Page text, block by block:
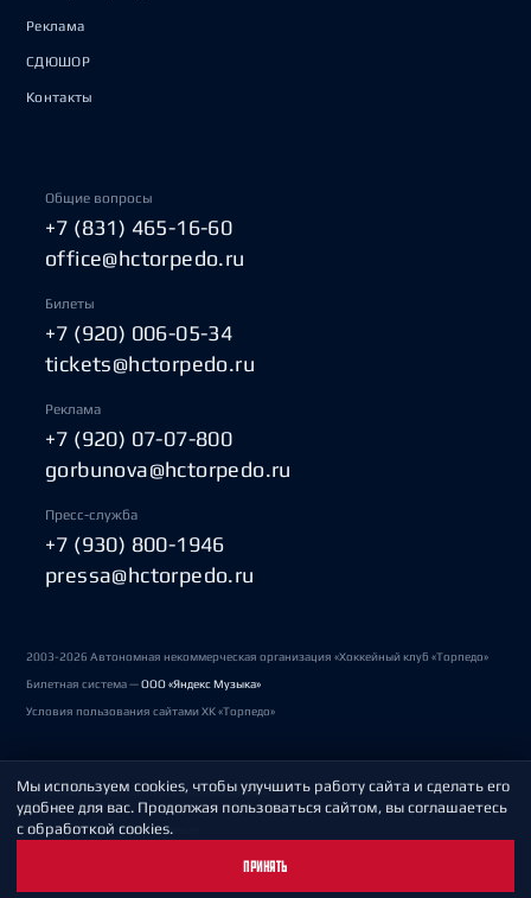
Реклама
СДЮШОР
Контакты
Общие вопросы
+7 (831) 465-16-60
office@hctorpedo.ru
Билеты
+7 (920) 006-05-34
tickets@hctorpedo.ru
Реклама
+7 (920) 07-07-800
gorbunova@hctorpedo.ru
Пресс-служба
+7 (930) 800-1946
pressa@hctorpedo.ru
2003-2026 Автономная некоммерческая организация «Хоккейный клуб «Торпедо»
Билетная система —ООО «Яндекс Музыка»
Условия пользования сайтами ХК «Торпедо»
Политика обработки персональных данных
Пользовательское соглашение
Мы используем cookies, чтобы улучшить работу сайта и сделать его
удобнее для вас. Продолжая пользоваться сайтом, вы соглашаетесь
с обработкой cookies.
ПРИНЯТЬ